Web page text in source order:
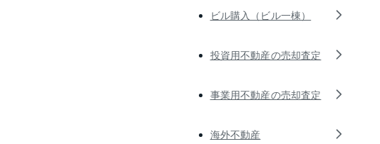
ビル購入（ビル一棟）
投資用不動産の売却査定
事業用不動産の売却査定
海外不動産